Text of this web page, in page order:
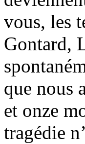
vous, les
Gontard,
que nous
et onze
tragédie